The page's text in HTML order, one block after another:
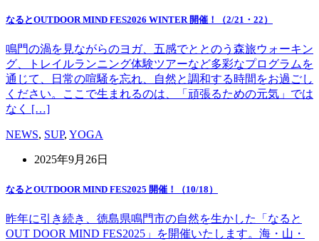
なるとOUTDOOR MIND FES2026 WINTER 開催！（2/21・22）
鳴門の渦を見ながらのヨガ、五感でととのう森旅ウォーキン
グ、トレイルランニング体験ツアーなど多彩なプログラムを
通じて、日常の喧騒を忘れ、自然と調和する時間をお過ごし
ください。ここで生まれるのは、「頑張るための元気」では
なく […]
NEWS, SUP, YOGA
2025年9月26日
なるとOUTDOOR MIND FES2025 開催！（10/18）
昨年に引き続き、徳島県鳴門市の自然を生かした「なると
OUT DOOR MIND FES2025」を開催いたします。海・山・